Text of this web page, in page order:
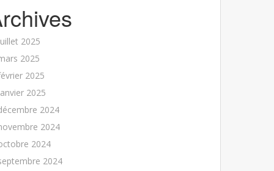
2025
2025
2025
2025
2024
2024
2024
2024